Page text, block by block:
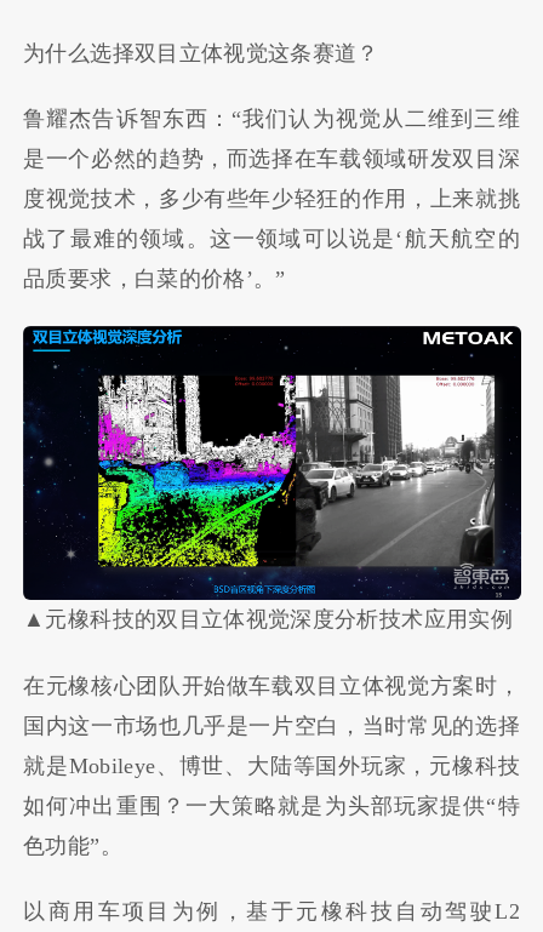
为什么选择双目立体视觉这条赛道？
鲁耀杰告诉智东西：“我们认为视觉从二维到三维
是一个必然的趋势，而选择在车载领域研发双目深
度视觉技术，多少有些年少轻狂的作用，上来就挑
战了最难的领域。这一领域可以说是‘航天航空的
品质要求，白菜的价格’。”
▲元橡科技的双目立体视觉深度分析技术应用实例
在元橡核心团队开始做车载双目立体视觉方案时，
国内这一市场也几乎是一片空白，当时常见的选择
就是Mobileye、博世、大陆等国外玩家，元橡科技
如何冲出重围？一大策略就是为头部玩家提供“特
色功能”。
以商用车项目为例，基于元橡科技自动驾驶L2